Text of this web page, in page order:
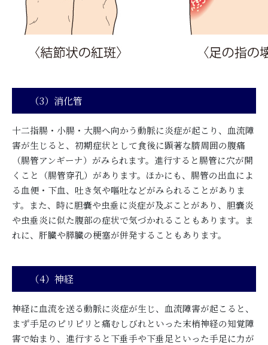
（3）消化管
十二指腸・小腸・大腸へ向かう動脈に炎症が起こり、血流障
害が生じると、初期症状として食後に顕著な臍周囲の腹痛
（腸管アンギーナ）がみられます。進行すると腸管に穴が開
くこと（腸管穿孔）があります。ほかにも、腸管の出血によ
る血便・下血、吐き気や嘔吐などがみられることがありま
す。また、時に胆嚢や虫垂に炎症が及ぶことがあり、胆嚢炎
や虫垂炎に似た腹部の症状で気づかれることもあります。ま
れに、肝臓や膵臓の梗塞が併発することもあります。
（4）神経
神経に血流を送る動脈に炎症が生じ、血流障害が起こると、
まず手足のピリピリと痛むしびれといった末梢神経の知覚障
害で始まり、進行すると下垂手や下垂足といった手足に力が